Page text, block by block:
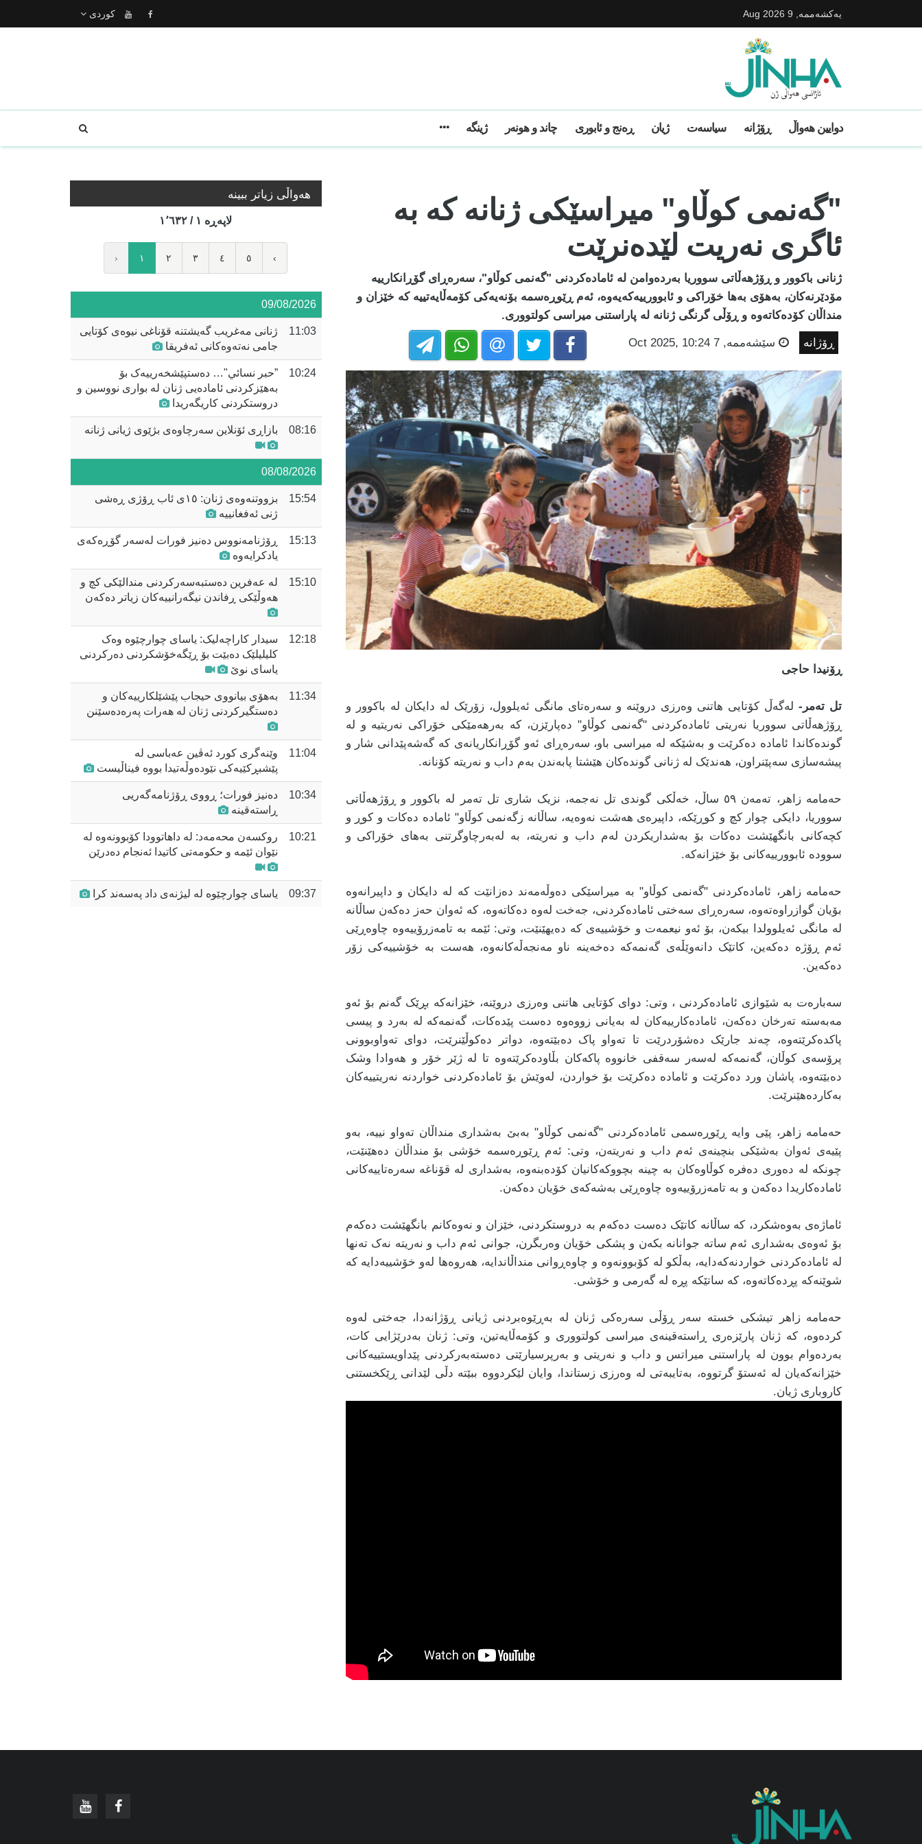
یه‌كشه‌ممه‌, 9 Aug 2026 كوردى
دوایین ھەواڵ ڕۆژانە سیاسەت ژیان ڕەنج و ئابوری چاند و هونەر ژینگه
"گەنمی کوڵاو" میراسێکی ژنانە کە بە
ئاگری نەریت لێدەنرێت
ژنانی باکوور و ڕۆژهەڵاتی سووریا بەردەوامن لە ئامادەکردنی "گەنمی کوڵاو"، سەرەڕای گۆڕانکارییە
مۆدێرنەکان، بەهۆی بەها خۆراکی و ئابوورییەکەیەوە، ئەم ڕێوڕەسمە بۆنەیەکی کۆمەڵایەتییە کە خێزان و
منداڵان کۆدەکاتەوە و ڕۆڵی گرنگی ژنانە لە پاراستنی میراسی کولتووری.
ڕۆژانە سێشه‌ممه‌, 7 Oct 2025, 10:24
ڕۆنیدا حاجی
تل تەمر- لەگەڵ کۆتایی هاتنی وەرزی دروێنە و سەرەتای مانگی ئەیلوول، زۆرێک لە دایکان لە باکوور و
ڕۆژهەڵاتی سووریا نەریتی ئامادەکردنی "گەنمی کوڵاو" دەپارێزن، کە بەرهەمێکی خۆراکی نەریتیە و لە
گوندەکاندا ئامادە دەکرێت و بەشێکە لە میراسی باو، سەرەڕای ئەو گۆڕانکاریانەی کە گەشەپێدانی شار و
پیشەسازی سەپێنراون، هەندێک لە ژنانی گوندەکان هێشتا پابەندن بەم داب و نەریتە کۆنانە.
حەمامە زاهر، تەمەن ٥٩ ساڵ، خەڵکی گوندی تل نەجمە، نزیک شاری تل تەمر لە باکوور و ڕۆژهەڵاتی
سووریا، دایکی چوار کچ و کوڕێکە، داپیرەی هەشت نەوەیە، ساڵانە زگەنمی کوڵاو" ئامادە دەکات و کوڕ و
کچەکانی بانگهێشت دەکات بۆ بەشداریکردن لەم داب و نەریتە، بە لەبەرچاوگرتنی بەهای خۆراکی و
سوودە ئابوورییەکانی بۆ خێزانەکە.
حەمامە زاهر، ئامادەکردنی "گەنمی کوڵاو" بە میراسێکی دەوڵەمەند دەزانێت کە لە دایکان و داپیرانەوە
بۆیان گوازراوەتەوە، سەرەڕای سەختی ئامادەکردنی، جەخت لەوە دەکاتەوە، کە ئەوان حەز دەکەن ساڵانە
لە مانگی ئەیلوولدا بیکەن، بۆ ئەو نیعمەت و خۆشییەی کە دەیھێنێت، وتی: ئێمە بە تامەزرۆییەوە چاوەڕێی
ئەم ڕۆژە دەکەین، کاتێک دانەوێڵەی گەنمەکە دەخەینە ناو مەنجەڵەکانەوە، هەست بە خۆشییەکی زۆر
دەکەین.
سەبارەت بە شێوازی ئامادەکردنی ، وتی: دوای کۆتایی هاتنی وەرزی دروێنە، خێزانەکە بڕێک گەنم بۆ ئەو
مەبەستە تەرخان دەکەن، ئامادەکارییەکان لە بەیانی زووەوە دەست پێدەکات، گەنمەکە لە بەرد و پیسی
پاکدەکرێتەوە، چەند جارێک دەشۆردرێت تا تەواو پاک دەبێتەوە، دواتر دەکوڵێنرێت، دوای تەواوبوونی
پرۆسەی کوڵان، گەنمەکە لەسەر سەقفی خانووە پاکەکان بڵاودەکرێتەوە تا لە ژێر خۆر و هەوادا وشک
دەبێتەوە، پاشان ورد دەکرێت و ئامادە دەکرێت بۆ خواردن، لەوێش بۆ ئامادەکردنی خواردنە نەریتییەکان
بەکاردەهێنرێت.
حەمامە زاهر، پێی وایە ڕێوڕەسمی ئامادەکردنی "گەنمی کوڵاو" بەبێ بەشداری منداڵان تەواو نییە، بەو
پێیەی ئەوان بەشێکی بنچینەی ئەم داب و نەریتەن، وتی: ئەم ڕێوڕەسمە خۆشی بۆ منداڵان دەهێنێت،
چونکە لە دەوری دەفرە کوڵاوەکان بە چینە بچووکەکانیان کۆدەبنەوە، بەشداری لە قۆناغە سەرەتاییەکانی
ئامادەکاریدا دەکەن و بە تامەزرۆییەوە چاوەڕێی بەشەکەی خۆیان دەکەن.
ئاماژەی بەوەشکرد، کە ساڵانە کاتێک دەست دەکەم بە دروستکردنی، خێزان و نەوەکانم بانگهێشت دەکەم
بۆ ئەوەی بەشداری ئەم ساتە جوانانە بکەن و پشکی خۆیان وەربگرن، جوانی ئەم داب و نەریتە نەک تەنها
لە ئامادەکردنی خواردنەکەدایە، بەڵکو لە کۆبوونەوە و چاوەڕوانی منداڵاندایە، هەروەها لەو خۆشییەدایە کە
شوێنەکە پڕدەکاتەوە، کە ساتێکە پڕە لە گەرمی و خۆشی.
حەمامە زاهر تیشکی خستە سەر ڕۆڵی سەرەکی ژنان لە بەڕێوەبردنی ژیانی ڕۆژانەدا، جەختی لەوە
کردەوە، کە ژنان پارێزەری ڕاستەقینەی میراسی کولتووری و کۆمەڵایەتین، وتی: ژنان بەدرێژایی کات،
بەردەوام بوون لە پاراستنی میراتس و داب و نەریتی و بەرپرسیارێتی دەستەبەرکردنی پێداویستییەکانی
خێزانەکەیان لە ئەستۆ گرتووە، بەتایبەتی لە وەرزی زستاندا، وایان لێکردووە ببێتە دڵی لێدانی ڕێکخستنی
کاروباری ژیان.
هه‌واڵی زیاتر ببینە
لاپه‌ڕه‌ ١ / ١٬٦٣٢
‹ ١ ٢ ٣ ٤ ٥ ›
09/08/2026
11:03
ژنانی مەغریب گەیشتنە قۆناغی نیوەی کۆتایی
جامی نەتەوەکانی ئەفریقا
10:24
”حبر نسائي"… دەستپێشخەرییەک بۆ
بەهێزکردنی ئامادەیی ژنان لە بواری نووسین و
دروستکردنی کاریگەریدا
08:16 بازاڕی ئۆنلاین سەرچاوەی بژێوی ژیانی ژنانە
08/08/2026
15:54
بزووتنەوەی ژنان: ١٥ی ئاب ڕۆژی ڕەشی
ژنی ئەفغانییە
15:13
ڕۆژنامەنووس دەنیز فورات لەسەر گۆڕەکەی
یادکرایەوە
15:10
لە عەفرین دەستبەسەرکردنی مندالێکی کچ و
هەوڵێکی ڕفاندن نیگەرانییەکان زیاتر دەکەن
12:18
سیدار کاراچەلیک: یاسای چوارچێوە وەک
کلیلیلێک دەبێت بۆ ڕێگەخۆشکردنی دەرکردنی
یاسای نوێ
11:34
بەهۆی بیانووی حیجاب پێشێلکارییەکان و
دەستگیرکردنی ژنان لە هەرات پەرەدەسێنن
11:04
وێنەگری کورد ئەڤین عەباسی لە
پێشبڕکێیەکی نێودەوڵەتیدا بووە فیناڵیست
10:34
دەنیز فورات؛ ڕووی ڕۆژنامەگەریی
ڕاستەقینە
10:21
روکسەن محەمەد: لە داهاتوودا کۆبوونەوە لە
نێوان ئێمە و حکومەتی کاتیدا ئەنجام دەدرێن
09:37 یاسای چوارچێوە لە لیژنەی داد پەسەند کرا